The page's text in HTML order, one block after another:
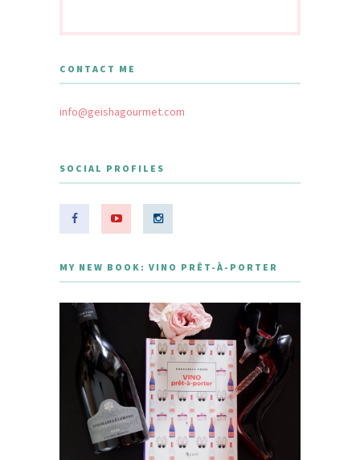
CONTACT ME
info@geishagourmet.com
SOCIAL PROFILES
MY NEW BOOK: VINO PRÊT-À-PORTER